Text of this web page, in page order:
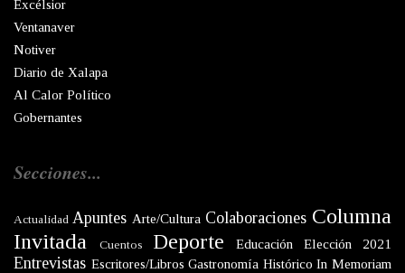
Excélsior
Ventanaver
Notiver
Diario de Xalapa
Al Calor Político
Gobernantes
Secciones...
Actualidad Apuntes Arte/Cultura Colaboraciones Columna
Invitada
Cuentos Deporte Educación Elección 2021
Entrevistas Escritores/Libros Gastronomía Histórico In Memoriam